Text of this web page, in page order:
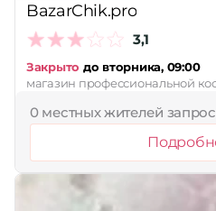
BazarChik.pro
3,1
Закрыто до вторника, 09:00
магазин профессиональной
0 местных жителей